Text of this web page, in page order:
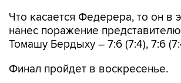
Что касается Федерера, то он в
нанес поражение
Томашу Бердыху – 7:6 (7:4), 7:6
Финал пройдет в воскресенье.